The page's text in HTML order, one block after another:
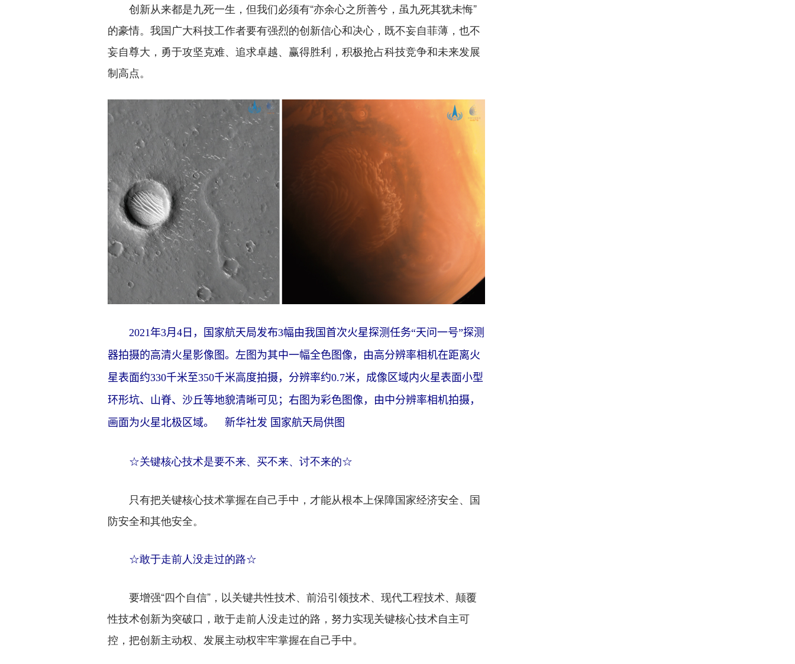
创新从来都是九死一生，但我们必须有“亦余心之所善兮，虽九死其犹未悔”
的豪情。我国广大科技工作者要有强烈的创新信心和决心，既不妄自菲薄，也不
妄自尊大，勇于攻坚克难、追求卓越、赢得胜利，积极抢占科技竞争和未来发展
制高点。
2021年3月4日，国家航天局发布3幅由我国首次火星探测任务“天问一号”探测
器拍摄的高清火星影像图。左图为其中一幅全色图像，由高分辨率相机在距离火
星表面约330千米至350千米高度拍摄，分辨率约0.7米，成像区域内火星表面小型
环形坑、山脊、沙丘等地貌清晰可见；右图为彩色图像，由中分辨率相机拍摄，
画面为火星北极区域。 新华社发 国家航天局供图
☆关键核心技术是要不来、买不来、讨不来的☆
只有把关键核心技术掌握在自己手中，才能从根本上保障国家经济安全、国
防安全和其他安全。
☆敢于走前人没走过的路☆
要增强“四个自信”，以关键共性技术、前沿引领技术、现代工程技术、颠覆
性技术创新为突破口，敢于走前人没走过的路，努力实现关键核心技术自主可
控，把创新主动权、发展主动权牢牢掌握在自己手中。